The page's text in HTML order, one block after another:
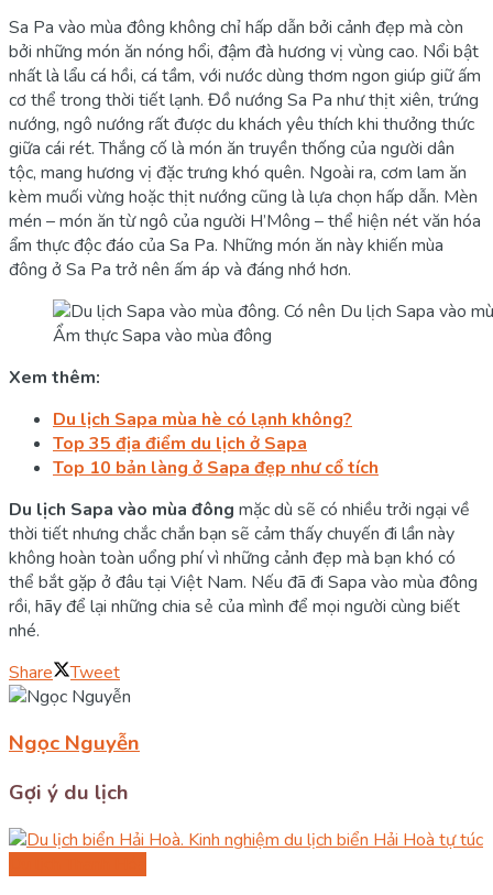
Sa Pa vào mùa đông không chỉ hấp dẫn bởi cảnh đẹp mà còn
bởi những món ăn nóng hổi, đậm đà hương vị vùng cao. Nổi bật
nhất là lẩu cá hồi, cá tầm, với nước dùng thơm ngon giúp giữ ấm
cơ thể trong thời tiết lạnh. Đồ nướng Sa Pa như thịt xiên, trứng
nướng, ngô nướng rất được du khách yêu thích khi thưởng thức
giữa cái rét. Thắng cố là món ăn truyền thống của người dân
tộc, mang hương vị đặc trưng khó quên. Ngoài ra, cơm lam ăn
kèm muối vừng hoặc thịt nướng cũng là lựa chọn hấp dẫn. Mèn
mén – món ăn từ ngô của người H’Mông – thể hiện nét văn hóa
ẩm thực độc đáo của Sa Pa. Những món ăn này khiến mùa
đông ở Sa Pa trở nên ấm áp và đáng nhớ hơn.
Ẩm thực Sapa vào mùa đông
Xem thêm:
Du lịch Sapa mùa hè có lạnh không?
Top 35 địa điểm du lịch ở Sapa
Top 10 bản làng ở Sapa đẹp như cổ tích
Du lịch Sapa vào mùa đông mặc dù sẽ có nhiều trởi ngại về
thời tiết nhưng chắc chắn bạn sẽ cảm thấy chuyến đi lần này
không hoàn toàn uổng phí vì những cảnh đẹp mà bạn khó có
thể bắt gặp ở đâu tại Việt Nam. Nếu đã đi Sapa vào mùa đông
rồi, hãy để lại những chia sẻ của mình để mọi người cùng biết
nhé.
Share
Tweet
Ngọc Nguyễn
Gợi ý du lịch